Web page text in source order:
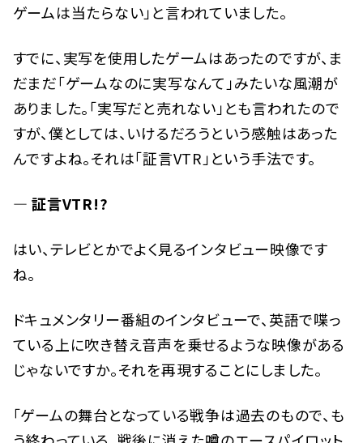
ゲームは当たらない」と言われていました。
すでに、実写を使用したゲームはあったのですが、ま
だまだ「ゲームなのに実写なんて」みたいな風潮が
ありました。「実写だと売れない」とも言われたので
すが、僕としては、いけるだろうという感触はあった
んですよね。それは「証言VTR」という手法です。
— 証言VTR!?
はい、テレビとかでよく見るインタビュー映像です
ね。
ドキュメンタリー番組のインタビューで、英語で喋っ
ている上に吹き替え音声を乗せるような映像がある
じゃないですか。それを再現することにしました。
「ゲームの舞台となっている戦争は過去のもので、も